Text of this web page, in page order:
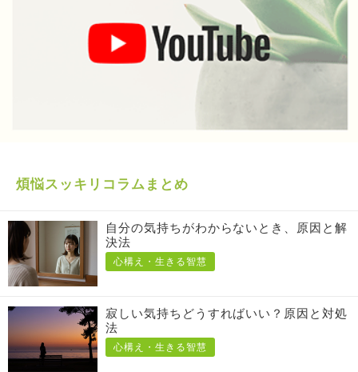
煩悩スッキリコラムまとめ
自分の気持ちがわからないとき、原因と解
決法
心構え・生きる智慧
寂しい気持ちどうすればいい？原因と対処
法
心構え・生きる智慧